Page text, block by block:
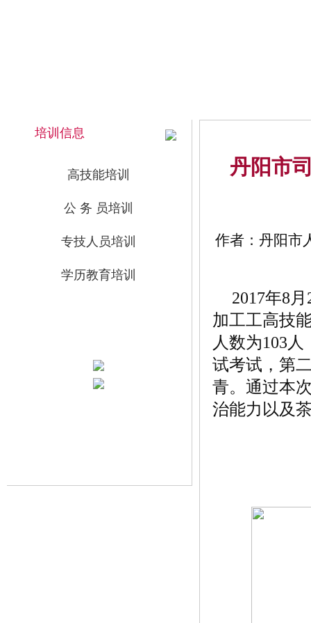
培训信息
高技能培训
公 务 员培训
专技人员培训
学历教育培训
丹阳市
作者：丹阳市
2017年8
加工工高技
人数为103
试考试，第
青。通过本
治能力以及